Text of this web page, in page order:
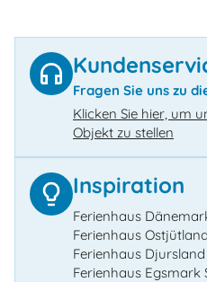
Fragen Sie uns zu
Klicken Sie hier, um
Objekt zu stellen
Inspiration
Ferienhaus
Ferienhaus Ostjütland
Ferienhaus Djursland
Ferienhaus Egsmark